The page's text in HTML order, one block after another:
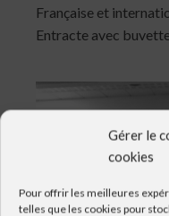
Gérer le
cookies
Pour offrir les meilleures
telles que les cookies pour
Française et
Entracte avec